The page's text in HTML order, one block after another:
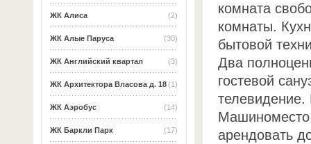
(2)
ЖК Алиса
(30)
ЖК Алые Паруса
(3)
ЖК Английский квартал
(1)
ЖК Архитектора Власова д. 18
(14)
ЖК Аэробус
(17)
ЖК Баркли Парк
комната
комнаты.
бытовой
Два
гостевой
Машиноместо
арендовать